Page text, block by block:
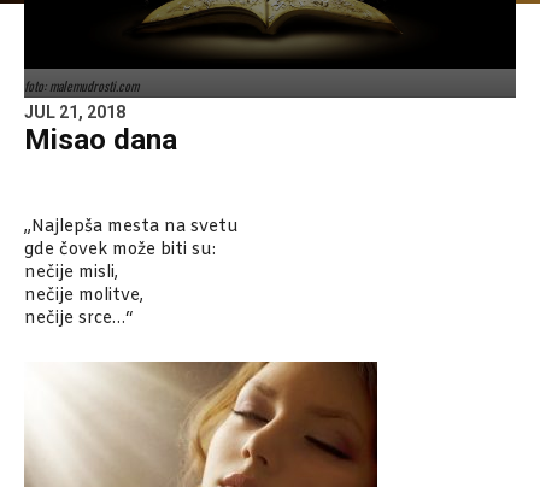
foto: malemudrosti.com
JUL 21, 2018
Misao dana
„Najlepša mesta na svetu
gde čovek može biti su:
nečije misli,
nečije molitve,
nečije srce…“